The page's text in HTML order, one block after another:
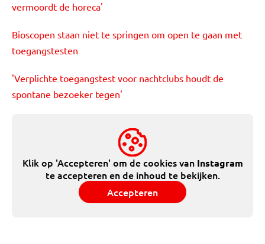
vermoordt de horeca'
Bioscopen staan niet te springen om open te gaan met
toegangstesten
'Verplichte toegangstest voor nachtclubs houdt de
spontane bezoeker tegen'
Klik op 'Accepteren' om de cookies van Instagram
te accepteren en de inhoud te bekijken.
Accepteren